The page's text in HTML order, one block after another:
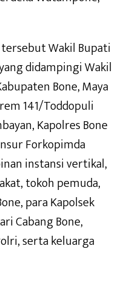
Wakil Bupati
didampingi Wakil
Bone, Maya
141/Toddopuli
Kapolres Bone
Forkopimda
instansi vertikal,
tokoh pemuda,
para Kapolsek
Cabang Bone,
serta keluarga